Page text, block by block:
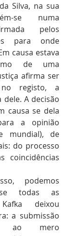
Silva, na sua
se numa
pelos
para onde
causa estava
de uma
afirma ser
registo, a
A decisão
causa se dela
a opinião
mundial), de
do processo
coincidências
podemos
todas as
deixou
a submissão
ao mero